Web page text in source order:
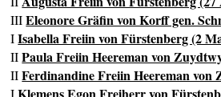
IIIEleonore Gräfin von Korff gen.
IIsabella Freiin von Fürstenberg (2
IIPaula Freiin Heereman von
IIFerdinandine Freiin Heereman von
I